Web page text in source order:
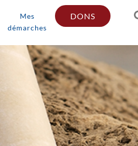
Mes
démarches
DONS